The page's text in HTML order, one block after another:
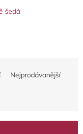
šedá
Nejprodávanější